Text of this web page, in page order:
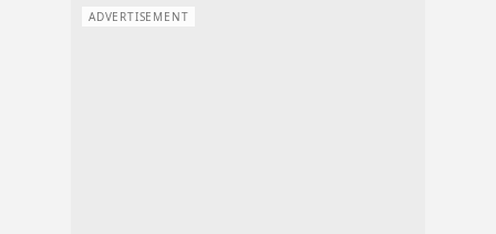
ADVERTISEMENT